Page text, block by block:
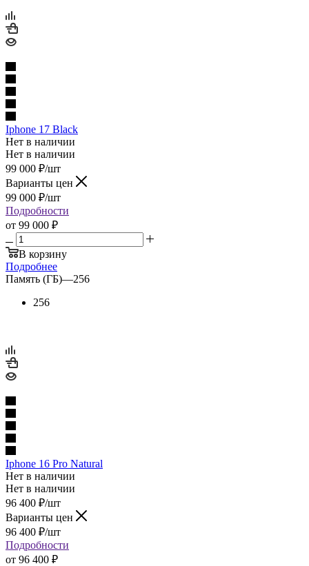
Iphone 17 Black
Нет в наличии
Нет в наличии
99 000 ₽/шт
Варианты цен
99 000 ₽/шт
Подробности
от 99 000 ₽
В корзину
Подробнее
Память (ГБ)—256
256
Iphone 16 Pro Natural
Нет в наличии
Нет в наличии
96 400 ₽/шт
Варианты цен
96 400 ₽/шт
Подробности
от 96 400 ₽